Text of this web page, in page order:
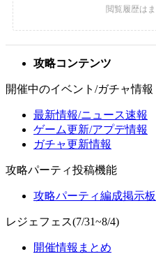
攻略コンテンツ
開催中のイベント/ガチャ情報
最新情報/ニュース速報
ゲーム更新/アプデ情報
ガチャ更新情報
攻略パーティ投稿機能
攻略パーティ編成掲示板
レジェフェス(7/31~8/4)
開催情報まとめ